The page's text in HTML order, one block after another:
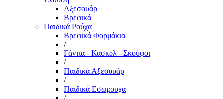
Αξεσουάρ
Βρεφικά
Παιδικά Ρούχα
Βρεφικά Φορμάκια
/
Γάντια - Κασκόλ - Σκούφοι
/
Παιδικά Αξεσουάρ
/
Παιδικά Εσώρουχα